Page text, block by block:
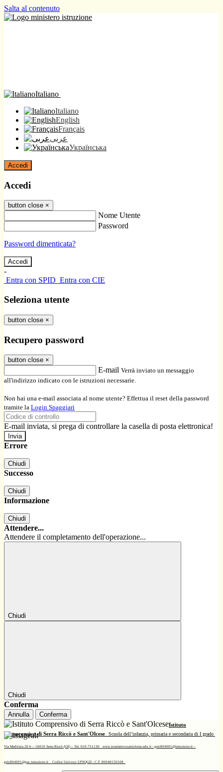
Salta al contenuto
Italiano
Italiano
English
Français
عربى
Українська
Accedi
Accedi
button close ×
Nome Utente
Password
Password dimenticata?
-
Entra con SPID Entra con CIE
Seleziona utente
button close ×
Recupero password
button close ×
E-mail Verrà inviato un messaggio
all'indirizzo indicato con le istruzioni necessarie.
Non hai una e-mail associata al nome utente? Effettua il reset della password
tramite la Login Spaggiari
E-mail inviata, si prega di controllare la casella di posta elettronica!
Errore
Chiudi
Successo
Chiudi
Informazione
Chiudi
Attendere...
Attendere il completamento dell'operazione...
Chiudi
Chiudi
Conferma
Annulla Conferma
Istituto
Comprensivo di Serra Riccò e Sant'Olcese
Scuola dell’infanzia, primaria e secondaria di I grado
Via Medicina 20 b – 16010 Serra Riccò (GE) – Tel. 010.751130 www.icserrariccosantolcese.edu.it - geic804001@istruzione.it –
geic804001@pec.istruzione.it Codice Univoco UF9QGD - C.F. 80048150108